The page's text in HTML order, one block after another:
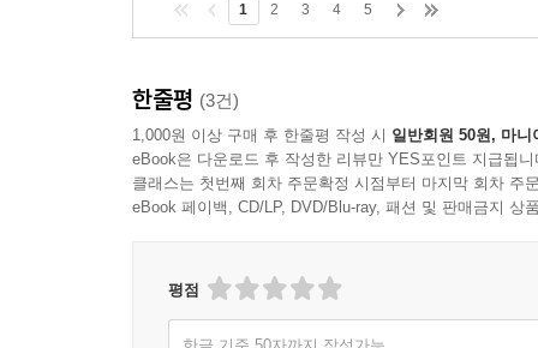
1 2 3 4 5
한줄평 (3건)
1,000원 이상 구매 후 한줄평 작성 시 일반회원 50원, 마니
eBook은 다운로드 후 작성한 리뷰만 YES포인트 지급됩니
클래스는 첫번째 회차 주문확정 시점부터 마지막 회차 주
eBook 페이백, CD/LP, DVD/Blu-ray, 패션 및 판매금지 상
평점